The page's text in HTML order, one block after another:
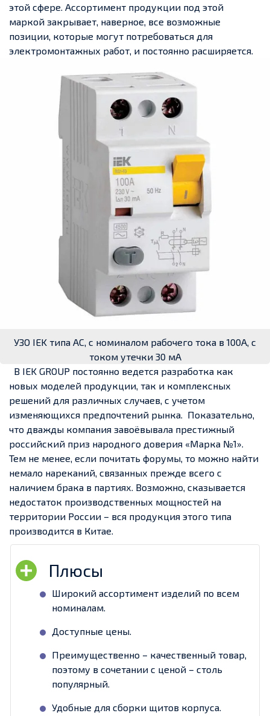
этой сфере. Ассортимент продукции под этой
маркой закрывает, наверное, все возможные
позиции, которые могут потребоваться для
электромонтажных работ, и постоянно расширяется.
УЗО IEK типа АС, с номиналом рабочего тока в 100А, с
током утечки 30 мА
В IEK GROUP постоянно ведется разработка как
новых моделей продукции, так и комплексных
решений для различных случаев, с учетом
изменяющихся предпочтений рынка. Показательно,
что дважды компания завоёвывала престижный
российский приз народного доверия «Марка №1».
Тем не менее, если почитать форумы, то можно найти
немало нареканий, связанных прежде всего с
наличием брака в партиях. Возможно, сказывается
недостаток производственных мощностей на
территории России – вся продукция этого типа
производится в Китае.
Широкий ассортимент изделий по всем
номиналам.
Доступные цены.
Преимущественно – качественный товар,
поэтому в сочетании с ценой – столь
популярный.
Удобные для сборки щитов корпуса.